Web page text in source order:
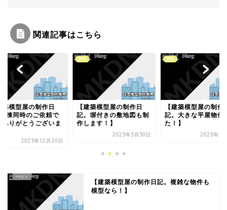
関連記事はこちら
築模型屋の制作日
塀付きの敷地図も制
ます！】
模型
【建築模型屋の制作日
記。大きな平屋物件でし
た！】
2023年2月17日
模型
【建築模型屋の制作
記。同物件のご依頼
じ施主様なら割引い
【建築模型屋の制作日記。複雑な物件も
模型なら！】